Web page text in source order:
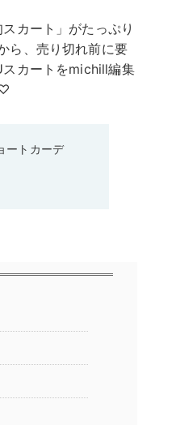
カート」がたっぷり
ら、売り切れ前に要
スカートをmichill編集
ートカーデ